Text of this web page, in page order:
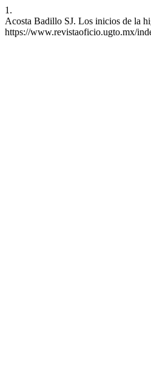
1.
Acosta Badillo SJ. Los inicios de la
https://www.revistaoficio.ugto.mx/